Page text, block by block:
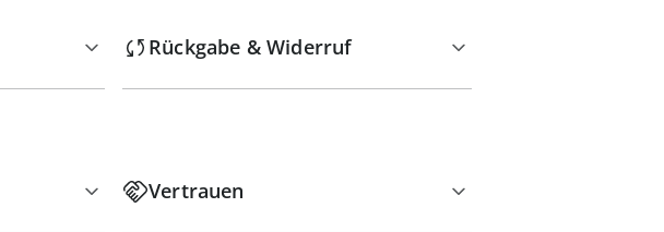
Rückgabe & Widerruf
Vertrauen